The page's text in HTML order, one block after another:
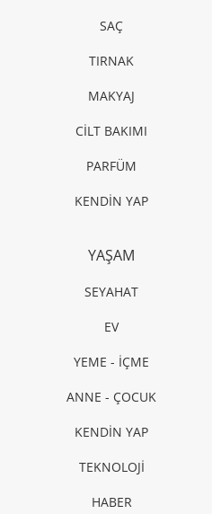
SAÇ
TIRNAK
MAKYAJ
CİLT BAKIMI
PARFÜM
KENDİN YAP
YAŞAM
SEYAHAT
EV
YEME - İÇME
ANNE - ÇOCUK
KENDİN YAP
TEKNOLOJİ
HABER